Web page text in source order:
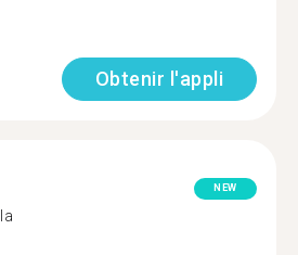
Obtenir l'appli
NEW